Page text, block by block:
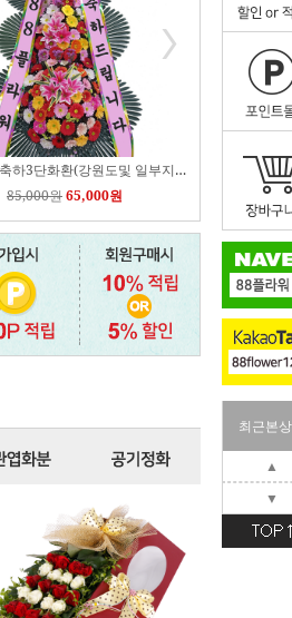
최근본
▲
▼
[Sd-0143] 축하3단화환(강원도및 일부지역배송료추가)
85,000원65,000원